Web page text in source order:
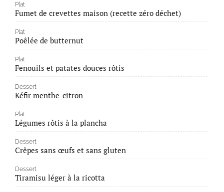
Plat
Fumet de crevettes maison (recette zéro déchet)
Plat
Poêlée de butternut
Plat
Fenouils et patates douces rôtis
Dessert
Kéfir menthe-citron
Plat
Légumes rôtis à la plancha
Dessert
Crêpes sans œufs et sans gluten
Dessert
Tiramisu léger à la ricotta